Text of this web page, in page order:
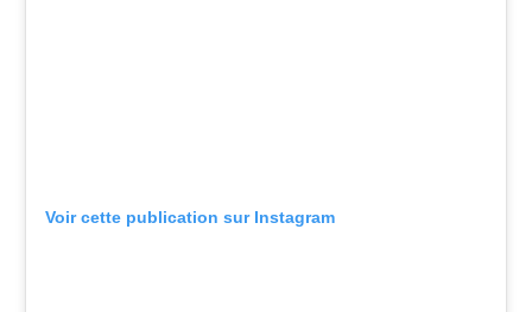
Voir cette publication sur Instagram